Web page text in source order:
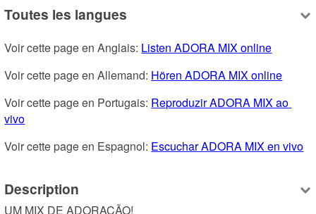
Toutes les langues
Voir cette page en Anglais: Listen ADORA MIX online
Voir cette page en Allemand: Hören ADORA MIX online
Voir cette page en Portugais: Reproduzir ADORA MIX ao
vivo
Voir cette page en Espagnol: Escuchar ADORA MIX en vivo
Description
UM MIX DE ADORAÇÃO!